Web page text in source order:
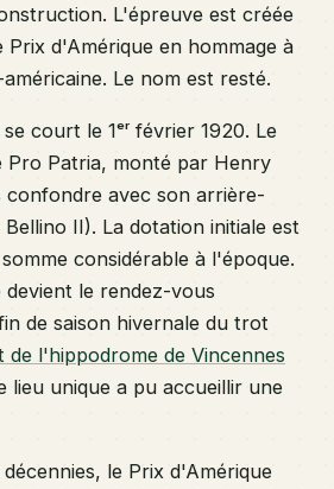
L'épreuve est créée
Prix d'Amérique en hommage à
Le nom est resté.
court le 1ᵉʳ février 1920. Le
Pro Patria, monté par Henry
confondre avec son arrière-
II). La dotation initiale est
considérable à l'époque.
le rendez-vous
de saison hivernale du trot
de l'hippodrome de Vincennes
lieu unique a pu accueillir une
le Prix d'Amérique